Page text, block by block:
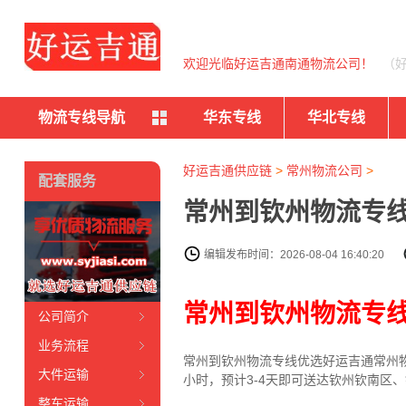
欢迎光临好运吉通南通物流公司！ （
物流专线导航 华东专线 华北专线
好运吉通供应链> 常州物流公司 >
常州到钦州物流专
编辑发布时间：2026-08-04 16:40:20
常州到钦州物流专
常州到钦州物流专线优选好运吉通常州
小时，预计3-4天即可送达钦州钦南区
配套服务
公司简介
业务流程
大件运输